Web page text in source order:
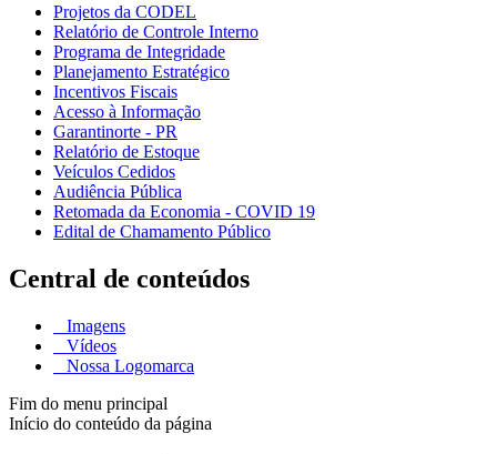
Projetos da CODEL
Relatório de Controle Interno
Programa de Integridade
Planejamento Estratégico
Incentivos Fiscais
Acesso à Informação
Garantinorte - PR
Relatório de Estoque
Veículos Cedidos
Audiência Pública
Retomada da Economia - COVID 19
Edital de Chamamento Público
Central de conteúdos
Imagens
Vídeos
Nossa Logomarca
Fim do menu principal
Início do conteúdo da página